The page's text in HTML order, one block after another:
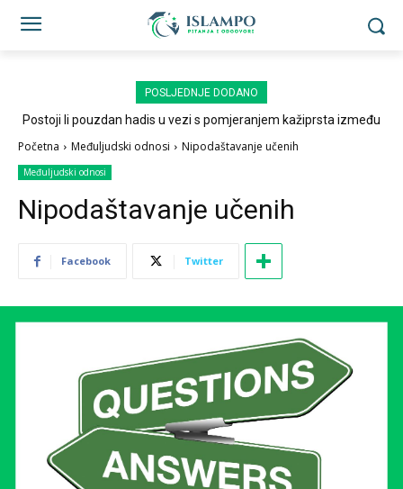
POSLJEDNJE DODANO
Postoji li pouzdan hadis u vezi s pomjeranjem kažiprsta između
Početna Međuljudski odnosi Nipodaštavanje učenih
Međuljudski odnosi
Nipodaštavanje učenih
Facebook Twitter